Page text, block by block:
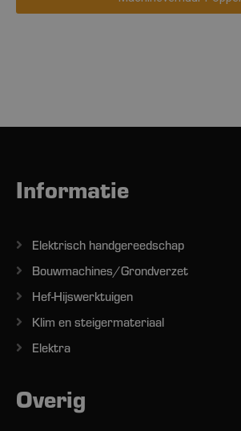
Informatie
Elektrisch handgereedschap
Bouwmachines/Grondverzet
Hef-Hijswerktuigen
Klim en steigermateriaal
Elektra
Overig